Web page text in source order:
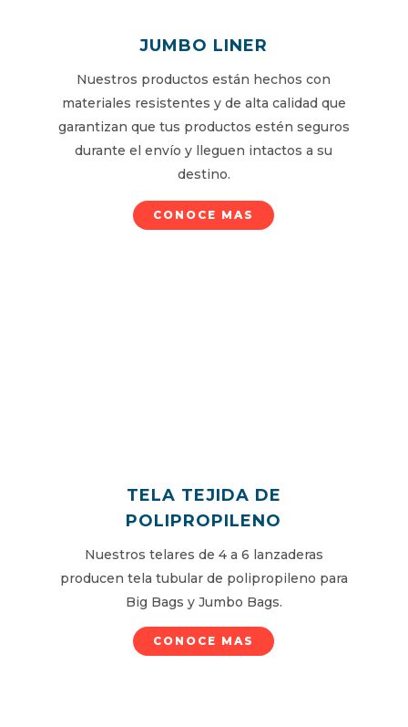
JUMBO LINER
Nuestros productos están hechos con
materiales resistentes y de alta calidad que
garantizan que tus productos estén seguros
durante el envío y lleguen intactos a su
destino.
CONOCE MAS
TELA TEJIDA DE
POLIPROPILENO
Nuestros telares de 4 a 6 lanzaderas
producen tela tubular de polipropileno para
Big Bags y Jumbo Bags.
CONOCE MAS